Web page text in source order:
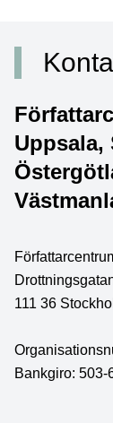
Uppsala,
111 36
Bankgiro: 503-